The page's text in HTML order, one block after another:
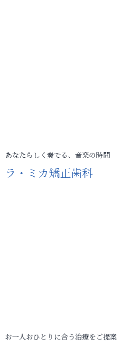
あなたらしく奏でる、音楽の時間
ラ・ミカ矯正歯科
お一人おひとりに合う治療をご提案